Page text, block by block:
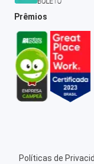
Prêmios
Políticas de